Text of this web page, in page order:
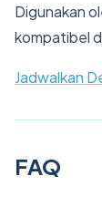
Digunakan
kompatibel
Jadwalkan
FAQ